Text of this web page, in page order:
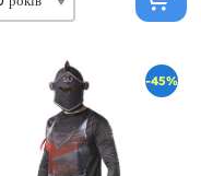
-45%